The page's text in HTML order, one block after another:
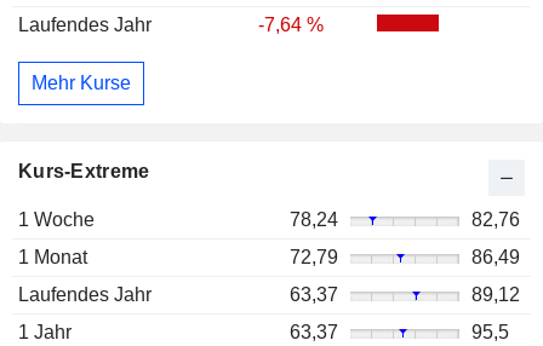
Laufendes Jahr
-7,64 %
Mehr Kurse
Kurs-Extreme
1 Woche 78,24
82,76
1 Monat
72,79
86,49
Laufendes Jahr
63,37
89,12
1 Jahr
63,37
95,5